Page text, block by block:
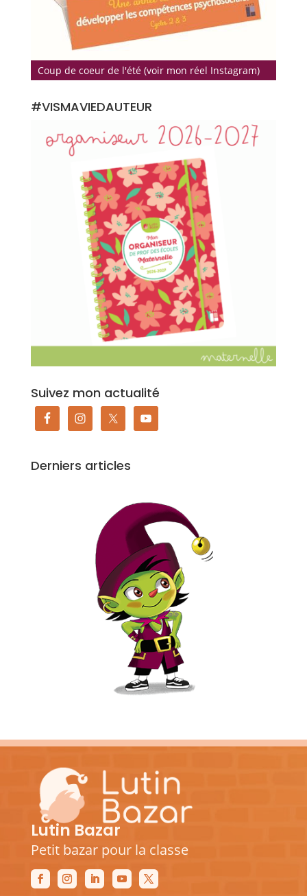
Coup de coeur de l'été (voir mon réel Instagram)
#VISMAVIEDAUTEUR
Suivez mon actualité
Derniers articles
Lutin Bazar
Petit bazar pour la classe